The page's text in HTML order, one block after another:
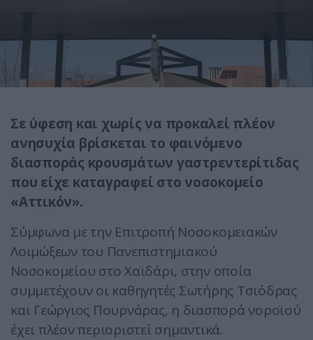
Σε ύφεση και χωρίς να προκαλεί πλέον
ανησυχία βρίσκεται το φαινόμενο
διασποράς κρουσμάτων γαστρεντερίτιδας
που είχε καταγραφεί στο νοσοκομείο
«Αττικόν».
Σύμφωνα με την Επιτροπή Νοσοκομειακών
Λοιμώξεων του Πανεπιστημιακού
Νοσοκομείου στο Χαϊδάρι, στην οποία
συμμετέχουν οι καθηγητές Σωτήρης Τσιόδρας
και Γεώργιος Πουρνάρας, η διασπορά νοροϊού
έχει πλέον περιοριστεί σημαντικά.